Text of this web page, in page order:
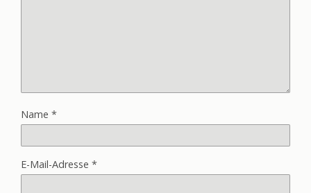
Name *
E-Mail-Adresse *